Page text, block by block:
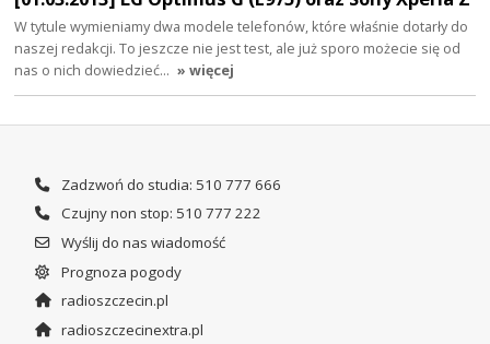
W tytule wymieniamy dwa modele telefonów, które właśnie dotarły do
naszej redakcji. To jeszcze nie jest test, ale już sporo możecie się od
nas o nich dowiedzieć… » więcej
Zadzwoń do studia: 510 777 666
Czujny non stop: 510 777 222
Wyślij do nas wiadomość
Prognoza pogody
radioszczecin.pl
radioszczecinextra.pl